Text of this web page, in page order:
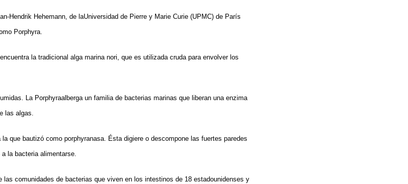
Hendrik Hehemann, de laUniversidad de Pierre y Marie Curie (UPMC) de París
Porphyra.
la tradicional alga marina nori, que es utilizada cruda para envolver los
La Porphyraalberga un familia de bacterias marinas que liberan una enzima
las algas.
que bautizó como porphyranasa. Ésta digiere o descompone las fuertes paredes
la bacteria alimentarse.
las comunidades de bacterias que viven en los intestinos de 18 estadounidenses y